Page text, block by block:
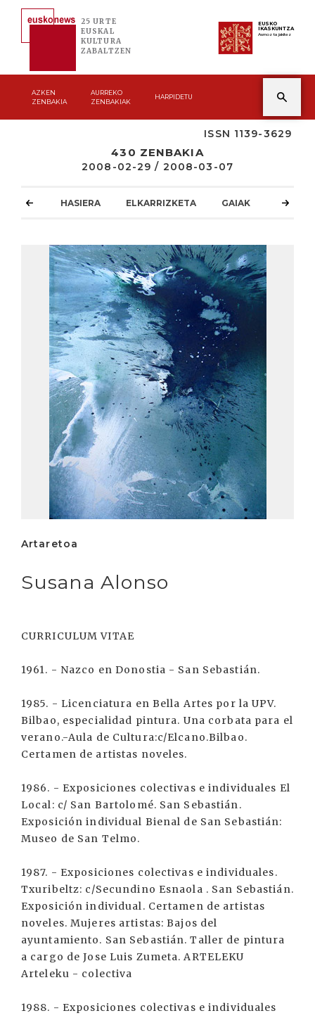
25 URTE
EUSKAL
KULTURA
ZABALTZEN
EUSKO
IKASKUNTZA
Asmoz ta jakitez
AZKEN
ZENBAKIA
AURREKO
ZENBAKIAK
HARPIDETU
ISSN 1139-3629
430 ZENBAKIA
2008-02-29 / 2008-03-07
HASIERA ELKARRIZKETA GAIAK
Artaretoa
Susana Alonso
CURRICULUM VITAE
1961. - Nazco en Donostia - San Sebastián.
1985. - Licenciatura en Bella Artes por la UPV.
Bilbao, especialidad pintura. Una corbata para el
verano.-Aula de Cultura:c/Elcano.Bilbao.
Certamen de artistas noveles.
1986. - Exposiciones colectivas e individuales El
Local: c/ San Bartolomé. San Sebastián.
Exposición individual Bienal de San Sebastián:
Museo de San Telmo.
1987. - Exposiciones colectivas e individuales.
Txuribeltz: c/Secundino Esnaola . San Sebastián.
Exposición individual. Certamen de artistas
noveles. Mujeres artistas: Bajos del
ayuntamiento. San Sebastián. Taller de pintura
a cargo de Jose Luis Zumeta. ARTELEKU
Arteleku - colectiva
1988. - Exposiciones colectivas e individuales